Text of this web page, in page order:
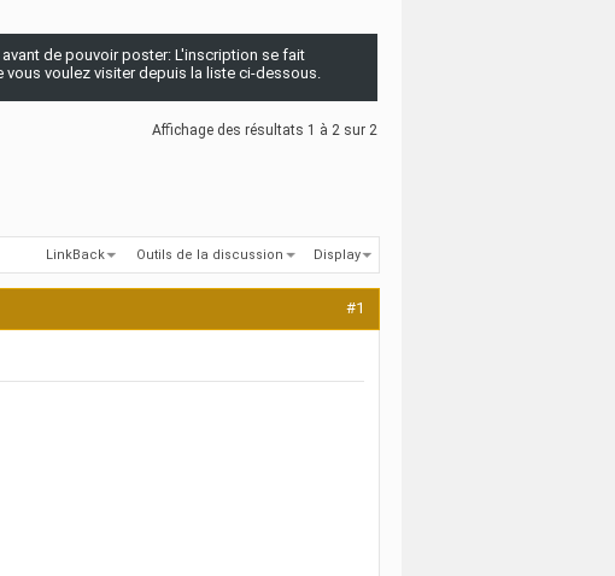
de pouvoir poster: L'inscription se fait
voulez visiter depuis la liste ci-dessous.
Affichage des résultats 1 à 2 sur 2
LinkBack Outils de la discussion Display
#1